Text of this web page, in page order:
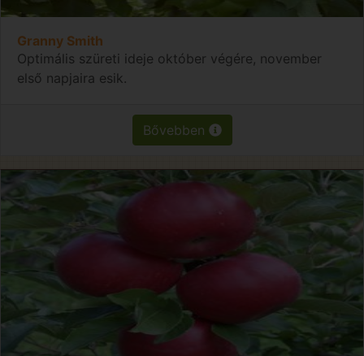
Granny Smith
Optimális szüreti ideje október végére, november
első napjaira esik.
Bővebben